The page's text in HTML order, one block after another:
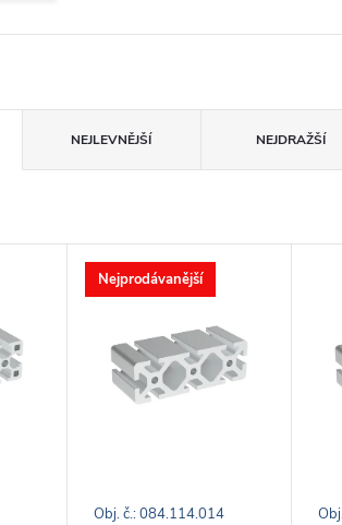
NEJLEVNĚJŠÍ NEJDRAŽŠÍ
Nejprodávanější
Obj. č.: 084.114.014